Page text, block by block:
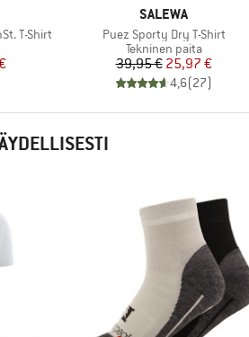
T-Shirt
hinta
MERKKI
SALEWA
Tuote
Puez Sporty Dry T-Shirt
Tuoteryhmä
Tekninen paita
Hinta
39,95 €Alennettu hinta
25,97 €
4,6(27)